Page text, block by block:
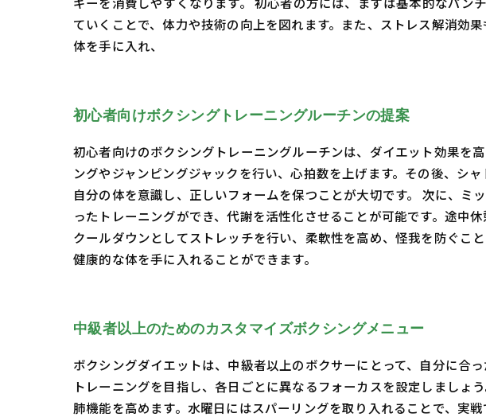
ていくことで、体力や技術の向上を図れます。また、ストレス解消効
体を手に入れ、
初心者向けボクシングトレーニングルーチンの提案
初心者向けのボクシングトレーニングルーチンは、ダイエット効果を
ングやジャンピングジャックを行い、心拍数を上げます。その後、シ
自分の体を意識し、正しいフォームを保つことが大切です。 次に、
ったトレーニングができ、代謝を活性化させることが可能です。途中
クールダウンとしてストレッチを行い、柔軟性を高め、怪我を防ぐこ
健康的な体を手に入れることができます。
中級者以上のためのカスタマイズボクシングメニュー
ボクシングダイエットは、中級者以上のボクサーにとって、自分に合
トレーニングを目指し、各日ごとに異なるフォーカスを設定しまし
肺機能を高めます。水曜日にはスパーリングを取り入れることで、実